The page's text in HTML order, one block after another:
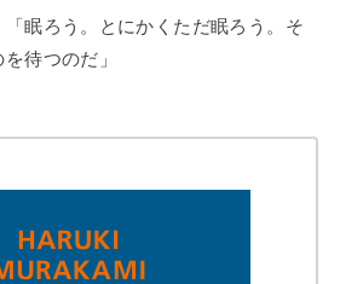
眠ろう。とにかくただ眠ろう。そ
待つのだ」